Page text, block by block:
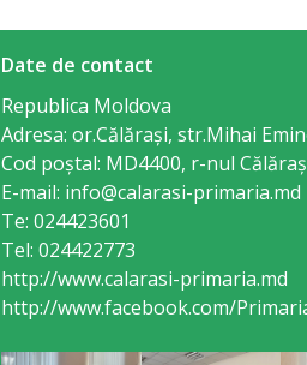
Date de contact
Republica Moldova
Adresa: or.Călăraşi, str.Mihai
Cod poștal: MD4400, r-nul
E-mail: info@calarasi-primaria.md
Te: 024423601
Tel: 024422773
http://www.calarasi-primaria.md
http://www.facebook.com/